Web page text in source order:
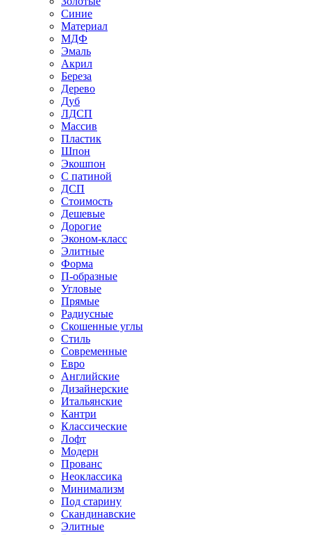
Синие
Материал
МДФ
Эмаль
Акрил
Береза
Дерево
Дуб
ЛДСП
Массив
Пластик
Шпон
Экошпон
С патиной
ДСП
Стоимость
Дешевые
Дорогие
Эконом-класс
Элитные
Форма
П-образные
Угловые
Прямые
Радиусные
Скошенные углы
Стиль
Современные
Евро
Английские
Дизайнерские
Итальянские
Кантри
Классические
Лофт
Модерн
Прованс
Неоклассика
Минимализм
Под старину
Скандинавские
Элитные